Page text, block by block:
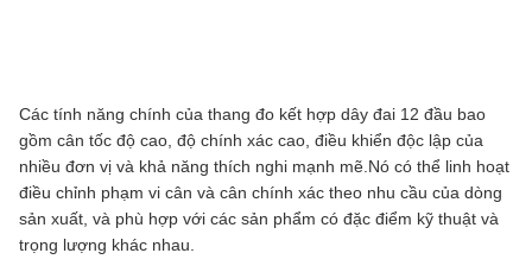
Các tính năng chính của thang đo kết hợp dây đai 12 đầu bao
gồm cân tốc độ cao, độ chính xác cao, điều khiển độc lập của
nhiều đơn vị và khả năng thích nghi mạnh mẽ.Nó có thể linh hoạt
điều chỉnh phạm vi cân và cân chính xác theo nhu cầu của dòng
sản xuất, và phù hợp với các sản phẩm có đặc điểm kỹ thuật và
trọng lượng khác nhau.